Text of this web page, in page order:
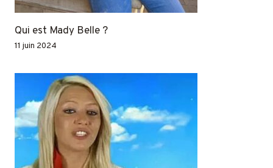
Qui est Mady Belle ?
11 juin 2024